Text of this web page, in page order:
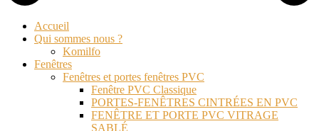
Accueil
Qui sommes nous ?
Komilfo
Fenêtres
Fenêtres et portes fenêtres PVC
Fenêtre PVC Classique
PORTES-FENÊTRES CINTRÉES EN PVC
FENÊTRE ET PORTE PVC VITRAGE
SABLÉ